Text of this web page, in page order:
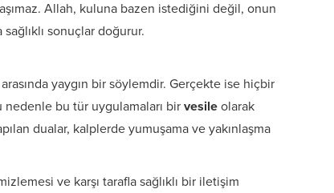
Allah, kuluna bazen istediğini değil, onun
sonuçlar doğurur.
yaygın bir söylemdir. Gerçekte ise hiçbir
nedenle bu tür uygulamaları birvesile olarak
dualar, kalplerde yumuşama ve yakınlaşma
ve karşı tarafla sağlıklı bir iletişim